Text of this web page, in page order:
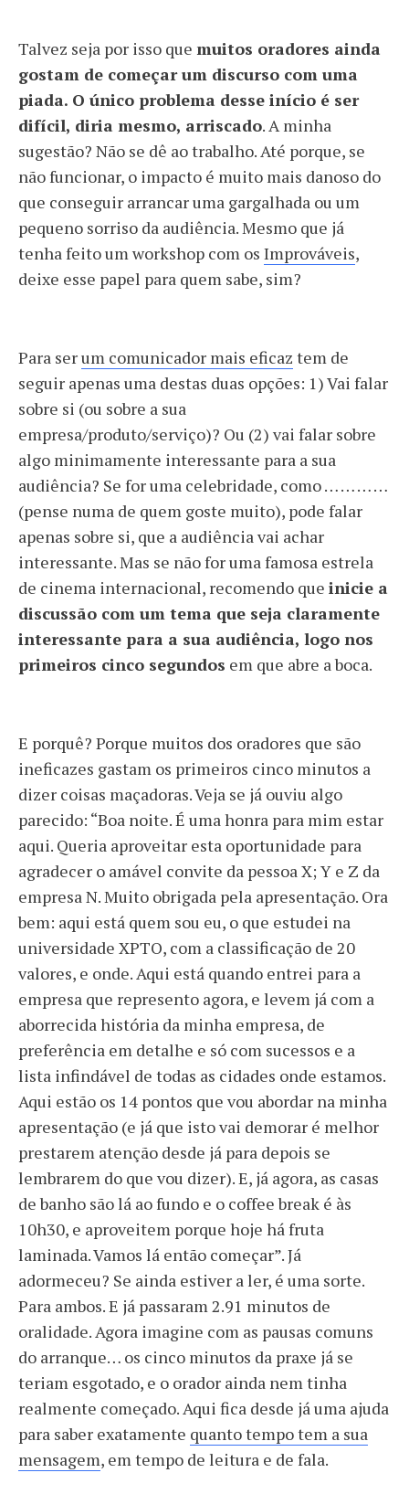
Talvez seja por isso que muitos oradores ainda
gostam de começar um discurso com uma
piada. O único problema desse início é ser
difícil, diria mesmo, arriscado. A minha
sugestão? Não se dê ao trabalho. Até porque, se
não funcionar, o impacto é muito mais danoso do
que conseguir arrancar uma gargalhada ou um
pequeno sorriso da audiência. Mesmo que já
tenha feito um workshop com os Improváveis,
deixe esse papel para quem sabe, sim?
Para serum comunicador mais eficaz tem de
seguir apenas uma destas duas opções: 1) Vai falar
sobre si (ou sobre a sua
empresa/produto/serviço)? Ou (2) vai falar sobre
algo minimamente interessante para a sua
audiência? Se for uma celebridade, como … … … …
(pense numa de quem goste muito), pode falar
apenas sobre si, que a audiência vai achar
interessante. Mas se não for uma famosa estrela
de cinema internacional, recomendo que inicie a
discussão com um tema que seja claramente
interessante para a sua audiência, logo nos
primeiros cinco segundos em que abre a boca.
E porquê? Porque muitos dos oradores que são
ineficazes gastam os primeiros cinco minutos a
dizer coisas maçadoras. Veja se já ouviu algo
parecido: “Boa noite. É uma honra para mim estar
aqui. Queria aproveitar esta oportunidade para
agradecer o amável convite da pessoa X; Y e Z da
empresa N. Muito obrigada pela apresentação. Ora
bem: aqui está quem sou eu, o que estudei na
universidade XPTO, com a classificação de 20
valores, e onde. Aqui está quando entrei para a
empresa que represento agora, e levem já com a
aborrecida história da minha empresa, de
preferência em detalhe e só com sucessos e a
lista infindável de todas as cidades onde estamos.
Aqui estão os 14 pontos que vou abordar na minha
apresentação (e já que isto vai demorar é melhor
prestarem atenção desde já para depois se
lembrarem do que vou dizer). E, já agora, as casas
de banho são lá ao fundo e o coffee break é às
10h30, e aproveitem porque hoje há fruta
laminada. Vamos lá então começar”. Já
adormeceu? Se ainda estiver a ler, é uma sorte.
Para ambos. E já passaram 2.91 minutos de
oralidade. Agora imagine com as pausas comuns
do arranque… os cinco minutos da praxe já se
teriam esgotado, e o orador ainda nem tinha
realmente começado. Aqui fica desde já uma ajuda
para saber exatamente quanto tempo tem a sua
mensagem, em tempo de leitura e de fala.